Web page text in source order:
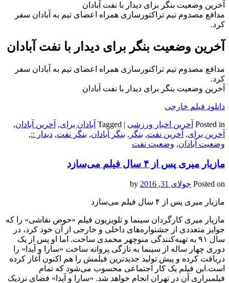
آخرین وضعیت بنگر برای دیدار با نفت آبادان
مدافع مصدوم تیم تراکتورسازی همراه اعضای تیم به آبادان سفر
کرد.
آخرین وضعیت بنگر برای دیدار با نفت آبادان
مدافع مصدوم تیم تراکتورسازی همراه اعضای تیم به آبادان سفر
کرد.
آخرین وضعیت بنگر برای دیدار با نفت آبادان
دانلود فیلم خارجی
Posted in آخرین اخبار ورزشی |
Tagged آبادان برای, آخرین آبادان,
آخرین برای, آخرین نفت, بنگر , بنگر آبادان, بنگر نفت, دیدار ::,
وضعیت آبادان, وضعیت نفت
مازیار میری پس از ۴ سال فیلم می‌سازد
Posted on جولای 31, 2016
مازیار میری پس از ۴ سال فیلم می‌سازد
مازیار میری کارگردان سینما و تلویزیون فیلم «حوض نقاشی» را که
جوایز متعددی از جشنواره‌های داخلی و خارجی از آن خود کرد، در
سال ۹۱ به تهیه‌کنندگی منوچهر محمدی ساخت. اما او پس از یک
دوری چهار ساله از سینما به تازگی پروانه ساخت «سارا و آیدا» را
دریافت کرده و پیش تولید جدیدترین فیلمش را هم اکنون آغاز کرده
است.این فیلم یک کار اجتماعی محسوب می‌شود که تمام
فیلمبراری آن در تهران انجام خواهد شد. «سارا و آیدا» فضای نزدیک